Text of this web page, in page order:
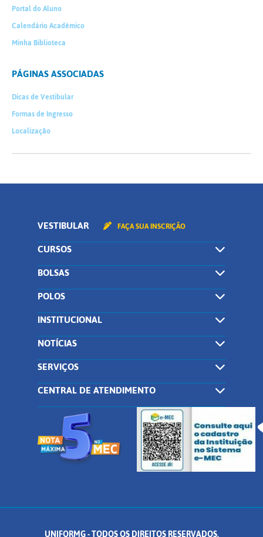
Portal do Aluno
Calendário Acadêmico
Minha Biblioteca
PÁGINAS ASSOCIADAS
Dicas de Vestibular
Formas de Ingresso
Localização
VESTIBULAR FAÇA SUA INSCRIÇÃO
CURSOS
BOLSAS
POLOS
INSTITUCIONAL
NOTÍCIAS
SERVIÇOS
CENTRAL DE ATENDIMENTO